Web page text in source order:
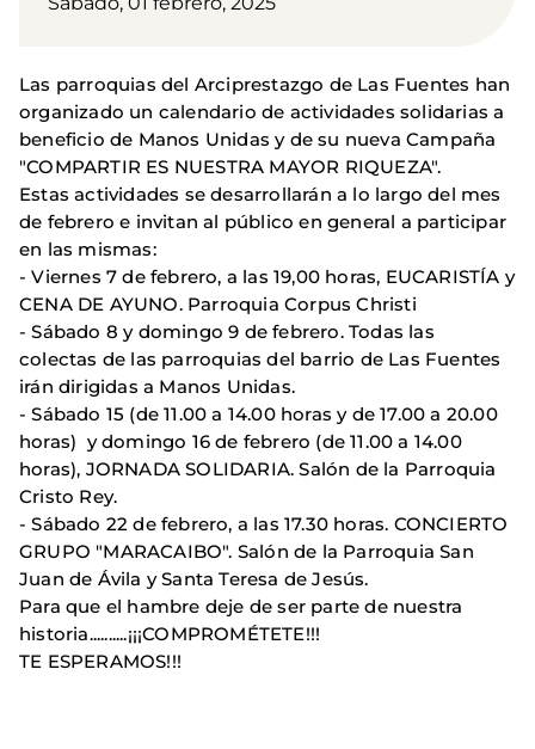
Las parroquias del Arciprestazgo de Las Fuentes han
organizado un calendario de actividades solidarias a
beneficio de Manos Unidas y de su nueva Campaña
"COMPARTIR ES NUESTRA MAYOR RIQUEZA".
Estas actividades se desarrollarán a lo largo del mes
de febrero e invitan al público en general a participar
en las mismas:
- Viernes 7 de febrero, a las 19,00 horas, EUCARISTÍA y
CENA DE AYUNO. Parroquia Corpus Christi
- Sábado 8 y domingo 9 de febrero. Todas las
colectas de las parroquias del barrio de Las Fuentes
irán dirigidas a Manos Unidas.
- Sábado 15 (de 11.00 a 14.00 horas y de 17.00 a 20.00
horas) y domingo 16 de febrero (de 11.00 a 14.00
horas), JORNADA SOLIDARIA. Salón de la Parroquia
Cristo Rey.
- Sábado 22 de febrero, a las 17.30 horas. CONCIERTO
GRUPO "MARACAIBO". Salón de la Parroquia San
Juan de Ávila y Santa Teresa de Jesús.
Para que el hambre deje de ser parte de nuestra
historia..........¡¡¡COMPROMÉTETE!!!
TE ESPERAMOS!!!